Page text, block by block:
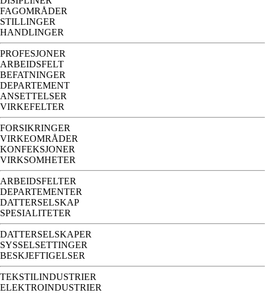
FAGOMRÅDER
STILLINGER
HANDLINGER
PROFESJONER
ARBEIDSFELT
BEFATNINGER
DEPARTEMENT
ANSETTELSER
VIRKEFELTER
FORSIKRINGER
VIRKEOMRÅDER
KONFEKSJONER
VIRKSOMHETER
ARBEIDSFELTER
DEPARTEMENTER
DATTERSELSKAP
SPESIALITETER
DATTERSELSKAPER
SYSSELSETTINGER
BESKJEFTIGELSER
TEKSTILINDUSTRIER
ELEKTROINDUSTRIER